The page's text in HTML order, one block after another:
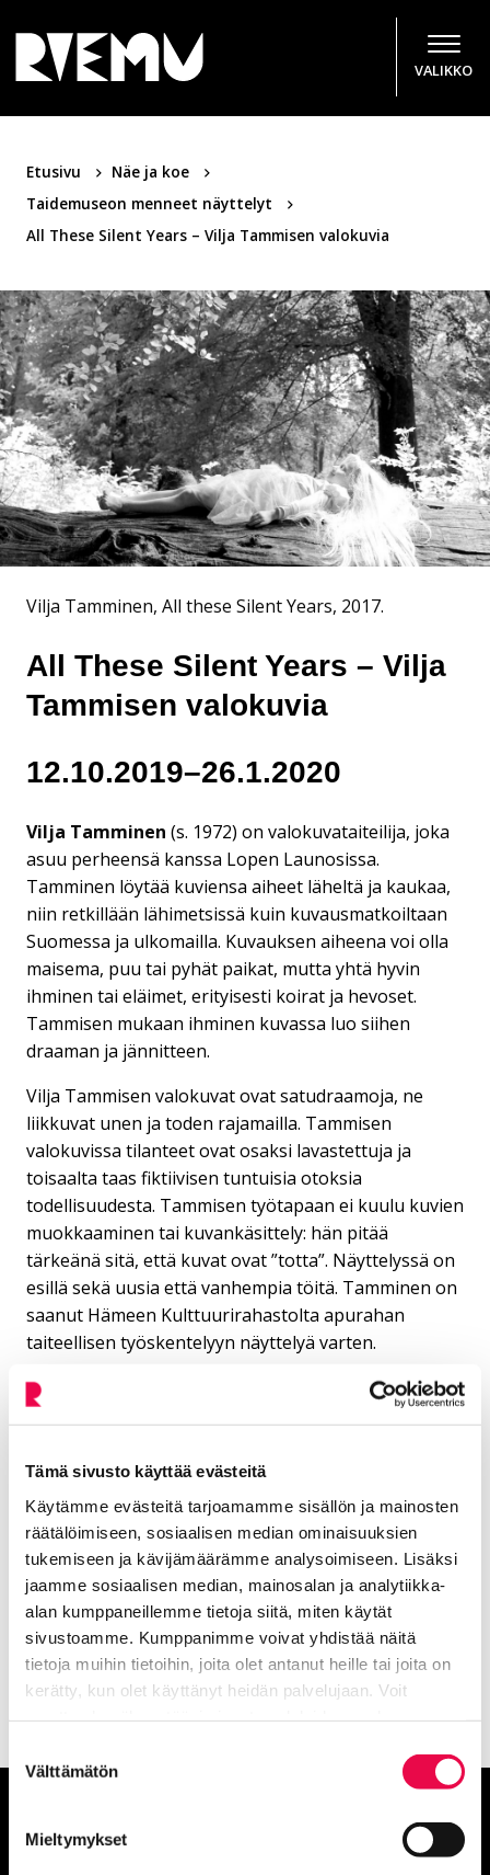
Tämä sivusto käyttää evästeitä
Käytämme evästeitä tarjoamamme sisällön ja mainosten
räätälöimiseen, sosiaalisen median ominaisuuksien
tukemiseen ja kävijämäärämme analysoimiseen. Lisäksi
jaamme sosiaalisen median, mainosalan ja analytiikka-
alan kumppaneillemme tietoja siitä, miten käytät
sivustoamme. Kumppanimme voivat yhdistää näitä
tietoja muihin tietoihin, joita olet antanut heille tai joita on
kerätty, kun olet käyttänyt heidän palvelujaan. Voit
valinta
Välttämätön
Mieltymykset
VALIKKO
Etusivu
Näe ja koe
Taidemuseon menneet näyttelyt
All These Silent Years – Vilja Tammisen valokuvia
Vilja Tamminen, All these Silent Years, 2017.
All These Silent Years – Vilja
Tammisen valokuvia
12.10.2019–26.1.2020
Vilja Tamminen (s. 1972) on valokuvataiteilija, joka
asuu perheensä kanssa Lopen Launosissa.
Tamminen löytää kuviensa aiheet läheltä ja kaukaa,
niin retkillään lähimetsissä kuin kuvausmatkoiltaan
Suomessa ja ulkomailla. Kuvauksen aiheena voi olla
maisema, puu tai pyhät paikat, mutta yhtä hyvin
ihminen tai eläimet, erityisesti koirat ja hevoset.
Tammisen mukaan ihminen kuvassa luo siihen
draaman ja jännitteen.
Vilja Tammisen valokuvat ovat satudraamoja, ne
liikkuvat unen ja toden rajamailla. Tammisen
valokuvissa tilanteet ovat osaksi lavastettuja ja
toisaalta taas fiktiivisen tuntuisia otoksia
todellisuudesta. Tammisen työtapaan ei kuulu kuvien
muokkaaminen tai kuvankäsittely: hän pitää
tärkeänä sitä, että kuvat ovat ”totta”. Näyttelyssä on
esillä sekä uusia että vanhempia töitä. Tamminen on
saanut Hämeen Kulttuurirahastolta apurahan
taiteellisen työskentelyyn näyttelyä varten.
Lisää aiheesta: Taidemuseon
menneet näyttelyt
Nykyinen sivu
All These Silent Years – Vilja
Tammisen valokuvia
Klikkaa käyttääksesi valikkoa